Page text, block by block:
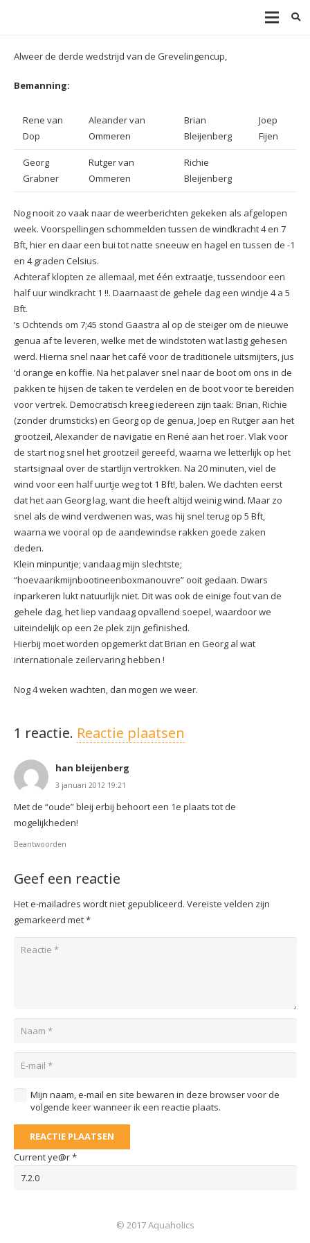
Alweer de derde wedstrijd van de Grevelingencup,
Bemanning:
Rene van
Dop
Aleander van
Ommeren
Brian
Bleijenberg
Joep
Fijen
Georg
Grabner
Rutger van
Ommeren
Richie
Bleijenberg
Nog nooit zo vaak naar de weerberichten gekeken als afgelopen
week. Voorspellingen schommelden tussen de windkracht 4 en 7
Bft, hier en daar een bui tot natte sneeuw en hagel en tussen de -1
en 4 graden Celsius.
Achteraf klopten ze allemaal, met één extraatje, tussendoor een
half uur windkracht 1 !!. Daarnaast de gehele dag een windje 4 a 5
Bft.
‘s Ochtends om 7;45 stond Gaastra al op de steiger om de nieuwe
genua af te leveren, welke met de windstoten wat lastig gehesen
werd. Hierna snel naar het café voor de traditionele uitsmijters, jus
‘d orange en koffie. Na het palaver snel naar de boot om ons in de
pakken te hijsen de taken te verdelen en de boot voor te bereiden
voor vertrek. Democratisch kreeg iedereen zijn taak: Brian, Richie
(zonder drumsticks) en Georg op de genua, Joep en Rutger aan het
grootzeil, Alexander de navigatie en René aan het roer. Vlak voor
de start nog snel het grootzeil gereefd, waarna we letterlijk op het
startsignaal over de startlijn vertrokken. Na 20 minuten, viel de
wind voor een half uurtje weg tot 1 Bft!, balen. We dachten eerst
dat het aan Georg lag, want die heeft altijd weinig wind. Maar zo
snel als de wind verdwenen was, was hij snel terug op 5 Bft,
waarna we vooral op de aandewindse rakken goede zaken
deden.
Klein minpuntje; vandaag mijn slechtste;
“hoevaarikmijnbootineenboxmanouvre” ooit gedaan. Dwars
inparkeren lukt natuurlijk niet. Dit was ook de einige fout van de
gehele dag, het liep vandaag opvallend soepel, waardoor we
uiteindelijk op een 2e plek zijn gefinished.
Hierbij moet worden opgemerkt dat Brian en Georg al wat
internationale zeilervaring hebben !
Nog 4 weken wachten, dan mogen we weer.
1 reactie. Reactie plaatsen
han bleijenberg
3 januari 2012 19:21
Met de “oude” bleij erbij behoort een 1e plaats tot de
mogelijkheden!
Beantwoorden
Geef een reactie
Het e-mailadres wordt niet gepubliceerd. Vereiste velden zijn
gemarkeerd met*
Mijn naam, e-mail en site bewaren in deze browser voor de
volgende keer wanneer ik een reactie plaats.
REACTIE PLAATSEN
Current ye@r*
© 2017 Aquaholics